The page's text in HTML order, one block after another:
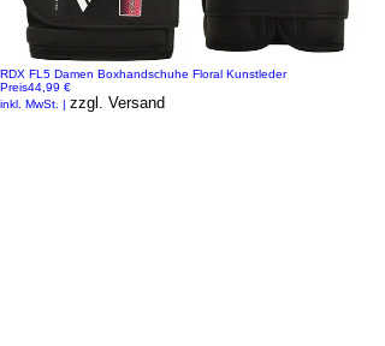
RDX FL5 Damen Boxhandschuhe Floral Kunstleder
Preis44,99 €
inkl. MwSt. | zzgl. Versand